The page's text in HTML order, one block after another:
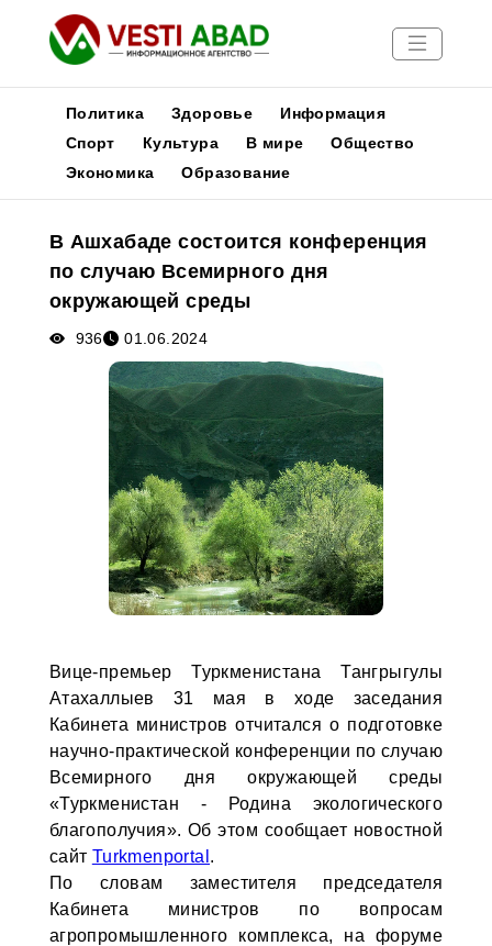
Новости
Медиа
Афиша
Политика Здоровье
Информация
Спорт
Культура В мире
Общество
Экономика
Образование
В Ашхабаде состоится конференция
по случаю Всемирного дня
окружающей среды
936 01.06.2024
Вице-премьер Туркменистана Тангрыгулы
Атахаллыев 31 мая в ходе заседания
Кабинета министров отчитался о подготовке
научно-практической конференции по случаю
Всемирного дня окружающей среды
«Туркменистан - Родина экологического
благополучия». Об этом сообщает новостной
сайт Turkmenportal .
По словам заместителя председателя
Кабинета министров по вопросам
агропромышленного комплекса, на форуме